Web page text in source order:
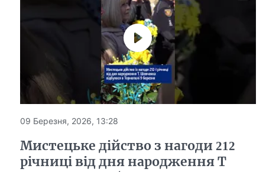
09 Березня, 2026, 13:28
Мистецьке дійство з нагоди 212
річниці від дня народження Т